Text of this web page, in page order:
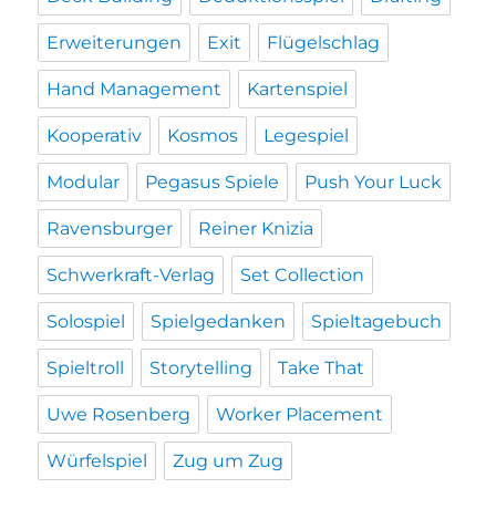
Erweiterungen Exit Flügelschlag
Hand Management Kartenspiel
Kooperativ Kosmos Legespiel
Modular Pegasus Spiele Push Your Luck
Ravensburger Reiner Knizia
Schwerkraft-Verlag Set Collection
Solospiel Spielgedanken Spieltagebuch
Spieltroll Storytelling Take That
Uwe Rosenberg Worker Placement
Würfelspiel Zug um Zug